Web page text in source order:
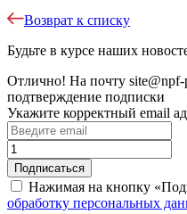
Возврат к списку
Будьте в курсе наших
Отлично! На почту site@npf-
подтверждение подписки
Укажите корректный email
Нажимая на кнопку
обработку персональных